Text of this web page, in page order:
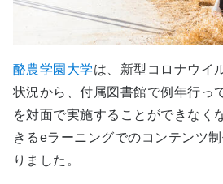
酪農学園大学は、新型コロナウイ
状況から、付属図書館で例年行っ
を対面で実施することができなく
きるeラーニングでのコンテンツ
りました。